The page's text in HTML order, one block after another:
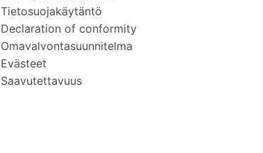
Tietosuojakäytäntö
Declaration of conformity
Omavalvontasuunnitelma
Evästeet
Saavutettavuus